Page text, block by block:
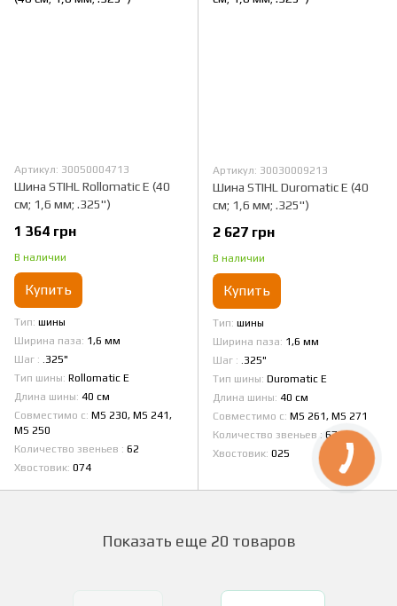
Артикул: 30050004713
Шина STIHL Rollomatic E (40
см; 1,6 мм; .325")
1 364 грн
В наличии
Купить
Тип шины
Ширина паза 1,6 мм
Шаг
.325"
Тип шины Rollomatic E
Длина шины 40 см
Совместимо с MS 230, MS 241,
MS 250
Количество звеньев
62
Хвостовик 074
Артикул: 30030009213
Шина STIHL Duromatic E (40
см; 1,6 мм; .325")
2 627 грн
В наличии
Купить
Тип шины
Ширина паза 1,6 мм
Шаг
.325"
Тип шины Duromatic E
Длина шины 40 см
Совместимо с MS 261, MS 271
Количество звеньев
67
Хвостовик 025
Показать еще 20 товаров